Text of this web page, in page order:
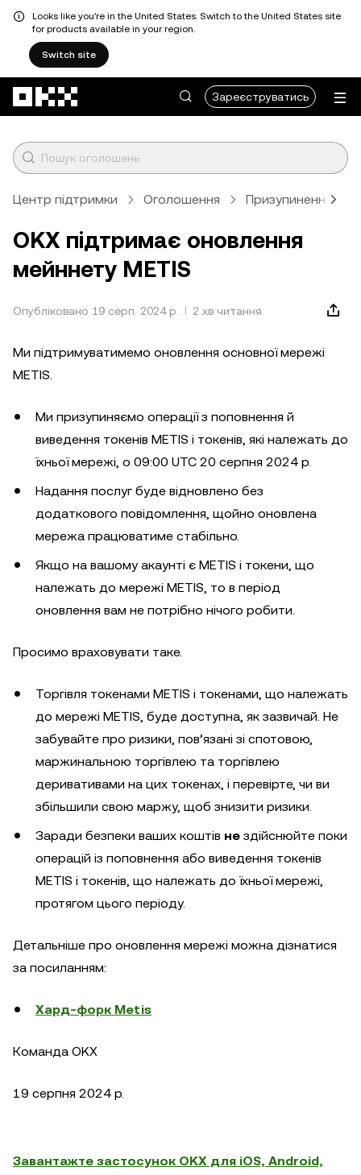
Looks like you're in the United States. Switch to the United States site
for products available in your region.
Switch site
Зареєструватись
Центр підтримки Оголошення Призупинення
OKX підтримає оновлення
мейннету METIS
Опубліковано 19 серп. 2024 р. 2 хв читання
Ми підтримуватимемо оновлення основної мережі
METIS.
Ми призупиняємо операції з поповнення й
виведення токенів METIS і токенів, які належать до
їхньої мережі, о 09:00 UTC 20 серпня 2024 р.
Надання послуг буде відновлено без
додаткового повідомлення, щойно оновлена
мережа працюватиме стабільно.
Якщо на вашому акаунті є METIS і токени, що
належать до мережі METIS, то в період
оновлення вам не потрібно нічого робити.
Просимо враховувати таке.
Торгівля токенами METIS і токенами, що належать
до мережі METIS, буде доступна, як зазвичай. Не
забувайте про ризики, пов’язані зі спотовою,
маржинальною торгівлею та торгівлею
деривативами на цих токенах, і перевірте, чи ви
збільшили свою маржу, щоб знизити ризики.
Заради безпеки ваших коштів не здійснюйте поки
операцій із поповнення або виведення токенів
METIS і токенів, що належать до їхньої мережі,
протягом цього періоду.
Детальніше про оновлення мережі можна дізнатися
за посиланням:
Хард-форк Metis
Команда OKX
19 серпня 2024 р.
Завантажте застосунок OKX для iOS, Android,